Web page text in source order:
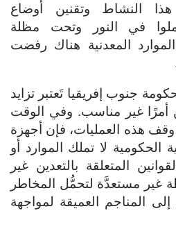
النشاط وتقنين أوضاع
في النور وتحت مظلة
الموارد المعدنية هناك رفضت
جنوب إفريقيا تَعتبر تزايد
أمرًا غير مناسب. وفي الوقت
هذه العمليات، فإن أجهزة
الحكومية لا تملك الموارد أو
المتعلقة بالتعدين غير
غير مستعدَّة لتحمُّل المخاطر
إلى المناجم العميقة لمواجهة